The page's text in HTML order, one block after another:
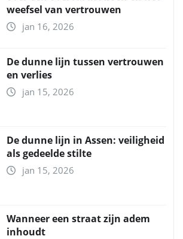
weefsel van vertrouwen
jan 16, 2026
De dunne lijn tussen vertrouwen
en verlies
jan 15, 2026
De dunne lijn in Assen: veiligheid
als gedeelde stilte
jan 15, 2026
Wanneer een straat zijn adem
inhoudt